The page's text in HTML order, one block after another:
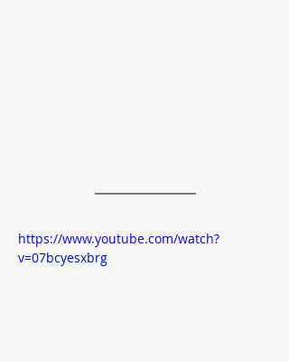
https://www.youtube.com/watch?
v=07bcyesxbrg